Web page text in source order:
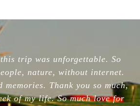
trip was unforgettable. So
nature, without internet.
Thank you so much,
of my life. So much love for